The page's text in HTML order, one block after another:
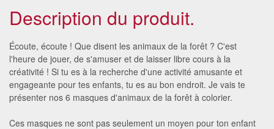
Description du produit.
Écoute, écoute ! Que disent les animaux de la forêt ? C'est
l'heure de jouer, de s'amuser et de laisser libre cours à la
créativité ! Si tu es à la recherche d'une activité amusante et
engageante pour tes enfants, tu es au bon endroit. Je vais te
présenter nos 6 masques d'animaux de la forêt à colorier.
Ces masques ne sont pas seulement un moyen pour ton enfant